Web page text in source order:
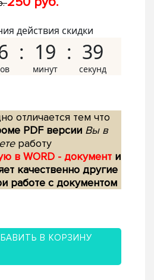
действия скидки
19 38
отличается тем что
PDF версии Вы в
работу
в WORD - документ и
качественно другие
работе с документом
В КОРЗИНУ